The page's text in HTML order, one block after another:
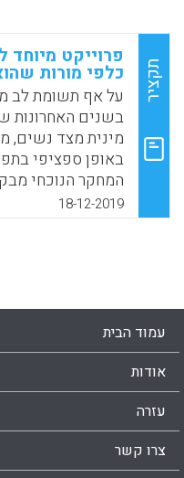
תקציר
פרוייקט מיוחד
כלפי מורות
על אף תשומת לב
בשנים האחרונות
מינית מצד נשים,
באופן ספציפי
המחקר הנוכחי
הציבור ואת
מיניות הנמצאת
נובמבר 2010 לנובמבר 2013.
18-12-2019
עמוד הבית
אודות
עזרה
צרו קשר